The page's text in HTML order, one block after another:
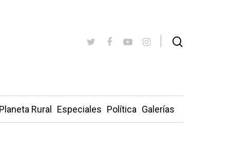
Planeta Rural Especiales Política Galerías